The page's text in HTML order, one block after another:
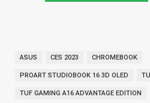
ASUS CES 2023 CHROMEBOOK
PROART STUDIOBOOK 16 3D OLED
TUF GAMING A16 ADVANTAGE EDITION